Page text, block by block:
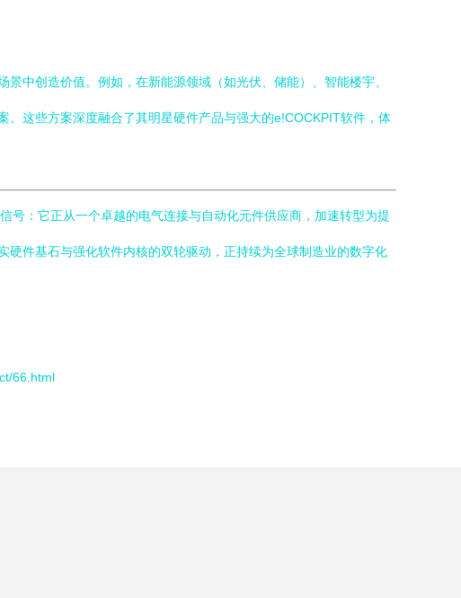
中创造价值。例如，在新能源领域（如光伏、储能）、智能楼宇、
这些方案深度融合了其明星硬件产品与强大的e!COCKPIT软件，体
号：它正从一个卓越的电气连接与自动化元件供应商，加速转型为提
件基石与强化软件内核的双轮驱动，正持续为全球制造业的数字化
66.html